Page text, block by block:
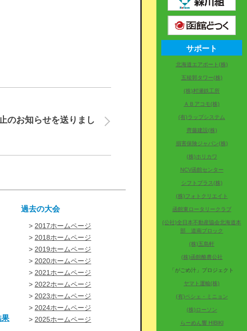
のお知らせを送りまし
果
過去の大会
2017ホームページ
2018ホームページ
2019ホームページ
2020ホームページ
2021ホームページ
2022ホームページ
2023ホームページ
2024ホームページ
2025ホームページ
サポート
北海道エアポート(株)
五稜郭タワー(株)
(株)村瀬鉄工所
ＡＢアコモ(株)
(有)ラップシステム
齊藤建設(株)
損害保険ジャパン(株)
(株)ホリカワ
NCV函館センター
シフトプラス(株)
(株)フォトクリエイト
函館東ロータリークラブ
(公社)全日本不動産協会北海道本
部 道南ブロック
(株)五島軒
(株)函館酪農公社
「がごめ汁」プロジェクト
ヤマト運輸(株)
(有)ペシェ・ミニョン
(株)ローソン
らーめん響 HIBIKI